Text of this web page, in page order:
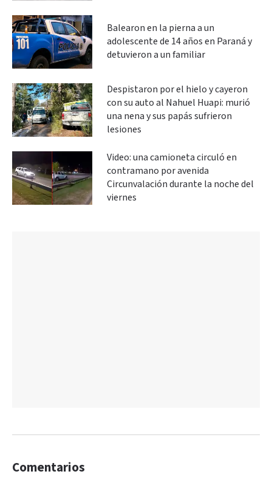
Balearon en la pierna a un
adolescente de 14 años en Paraná y
detuvieron a un familiar
Despistaron por el hielo y cayeron
con su auto al Nahuel Huapi: murió
una nena y sus papás sufrieron
lesiones
Video: una camioneta circuló en
contramano por avenida
Circunvalación durante la noche del
viernes
Comentarios